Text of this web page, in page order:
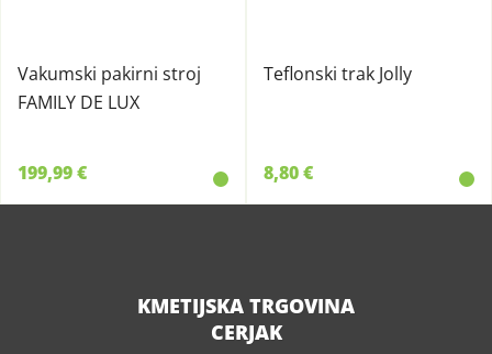
Vakumski pakirni stroj
FAMILY DE LUX
199,99 €
Teflonski trak Jolly
8,80 €
KMETIJSKA TRGOVINA
CERJAK